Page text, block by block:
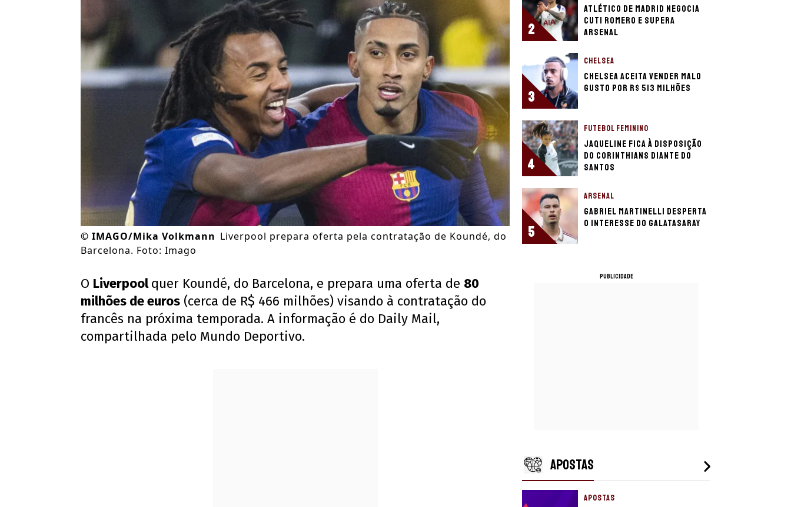
© IMAGO/Mika Volkmann Liverpool prepara oferta pela contratação de Koundé, do
Barcelona. Foto: Imago
O Liverpoolquer Koundé, do Barcelona, e prepara uma oferta de 80
milhões de euros (cerca de R$ 466 milhões) visando à contratação do
francês na próxima temporada. A informação é do Daily Mail,
compartilhada pelo Mundo Deportivo.
2
Atlético de Madrid negocia
Cuti Romero e supera
Arsenal
3
CHELSEA
Chelsea aceita vender Malo
Gusto por R$ 513 milhões
4
FUTEBOL FEMININO
Jaqueline fica à disposição
do Corinthians diante do
Santos
5
ARSENAL
Gabriel Martinelli desperta
o interesse do Galatasaray
PUBLICIDADE
APOSTAS
APOSTAS